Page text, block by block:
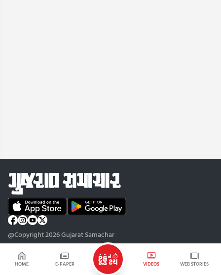
HOME E-PAPER VIDEOS WEB STORIES
@Copyright 2026 Gujarat Samachar